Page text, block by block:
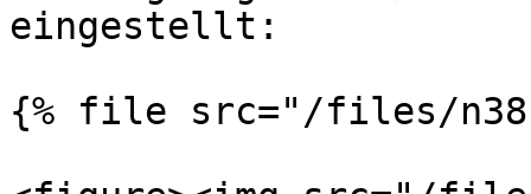
eingestellt:
{% file src="/files/